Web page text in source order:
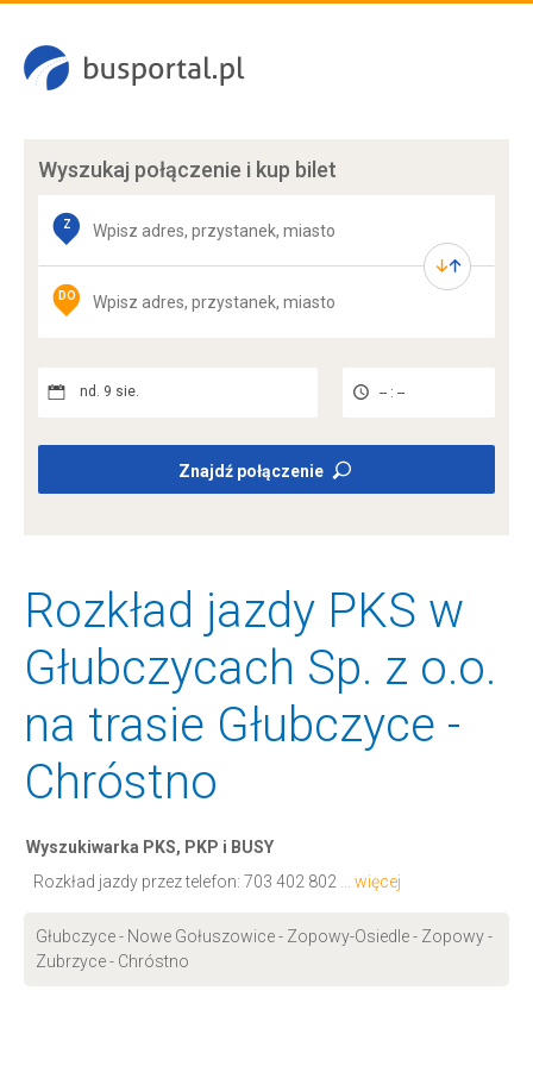
Wyszukaj połączenie i kup bilet
Z
DO
nd. 9 sie. -- : --
Znajdź połączenie
Rozkład jazdy PKS w
Głubczycach Sp. z o.o.
na trasie Głubczyce -
Chróstno
Wyszukiwarka PKS, PKP i BUSY
Rozkład jazdy przez telefon: 703 402 802 ... więcej
Głubczyce - Nowe Gołuszowice - Zopowy-Osiedle - Zopowy -
Zubrzyce - Chróstno